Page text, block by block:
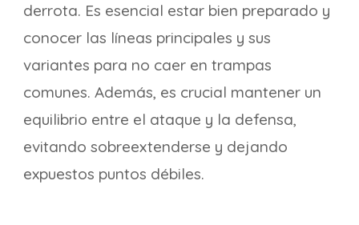
derrota. Es esencial estar bien preparado y
conocer las líneas principales y sus
variantes para no caer en trampas
comunes. Además, es crucial mantener un
equilibrio entre el ataque y la defensa,
evitando sobreextenderse y dejando
expuestos puntos débiles.